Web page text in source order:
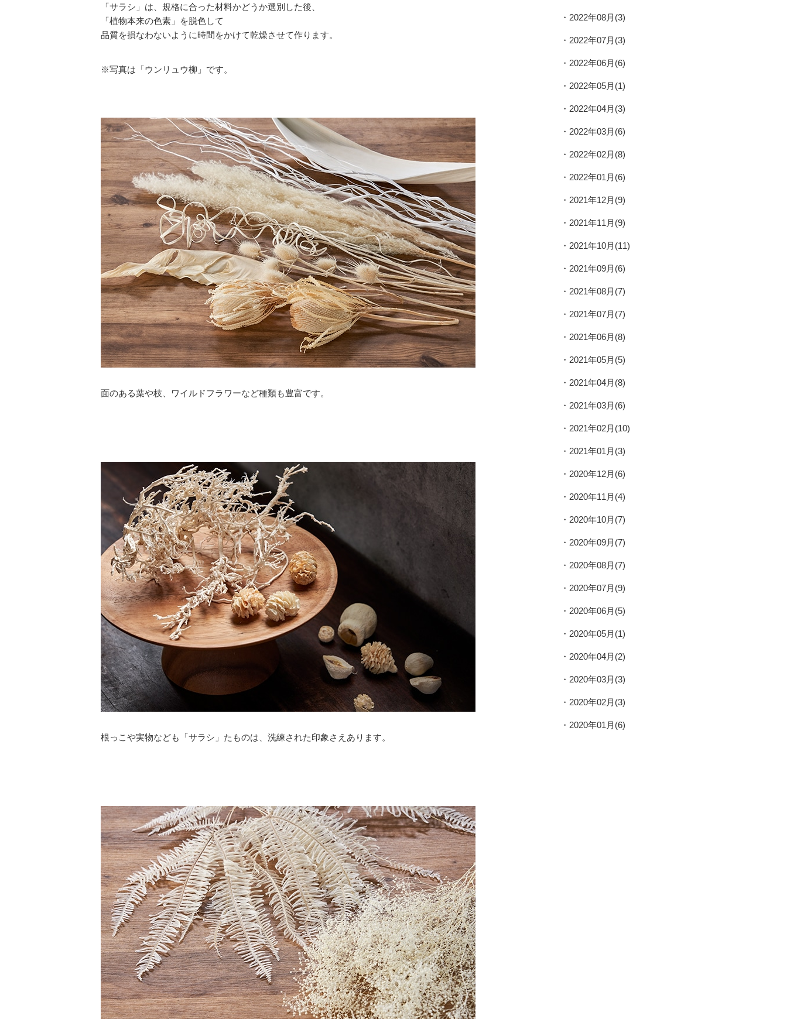
「サラシ」は、規格に合った材料かどうか選別した後、
「植物本来の色素」を脱色して
品質を損なわないように時間をかけて乾燥させて作ります。
※写真は「ウンリュウ柳」です。
面のある葉や枝、ワイルドフラワーなど種類も豊富です。
根っこや実物なども「サラシ」たものは、洗練された印象さえあります。
2022年08月(3)
2022年07月(3)
2022年06月(6)
2022年05月(1)
2022年04月(3)
2022年03月(6)
2022年02月(8)
2022年01月(6)
2021年12月(9)
2021年11月(9)
2021年10月(11)
2021年09月(6)
2021年08月(7)
2021年07月(7)
2021年06月(8)
2021年05月(5)
2021年04月(8)
2021年03月(6)
2021年02月(10)
2021年01月(3)
2020年12月(6)
2020年11月(4)
2020年10月(7)
2020年09月(7)
2020年08月(7)
2020年07月(9)
2020年06月(5)
2020年05月(1)
2020年04月(2)
2020年03月(3)
2020年02月(3)
2020年01月(6)